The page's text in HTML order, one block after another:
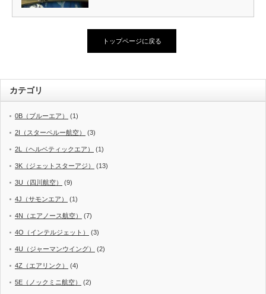
トップページに戻る
カテゴリ
0B（ブルーエア） (1)
2I（スターペルー航空） (3)
2L（ヘルベティックエア） (1)
3K（ジェットスターアジ） (13)
3U（四川航空） (9)
4J（サモンエア） (1)
4N（エアノース航空） (7)
4O（インテルジェット） (3)
4U（ジャーマンウイング） (2)
4Z（エアリンク） (4)
5E（ノックミニ航空） (2)